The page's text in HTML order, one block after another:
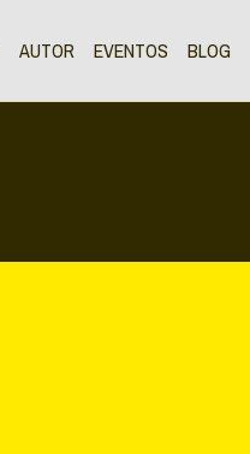
AUTOR EVENTOS BLOG